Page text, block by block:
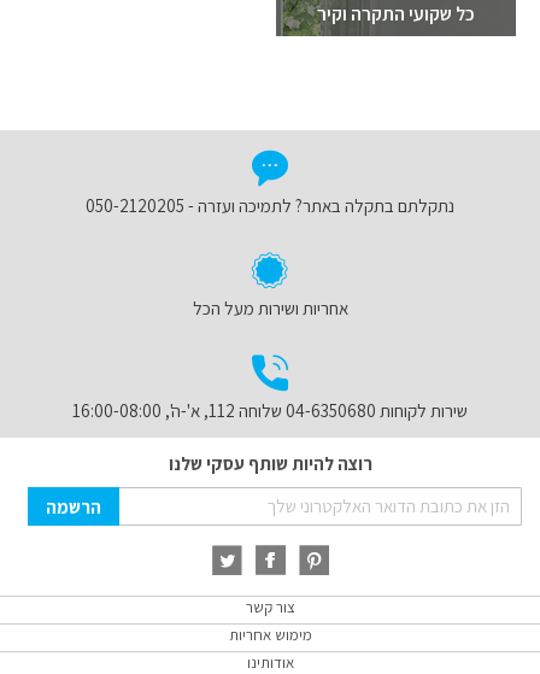
כל שקועי התקרה וקיר
נתקלתם בתקלה באתר? לתמיכה ועזרה - 050-2120205
אחריות ושירות מעל הכל
שירות לקוחות 04-6350680 שלוחה 112, א'-ה', 16:00-08:00
רוצה להיות שותף עסקי שלנו
Sign
Up
Newsletter:
הרשמה
צור קשר
מימוש אחריות
אודותינו